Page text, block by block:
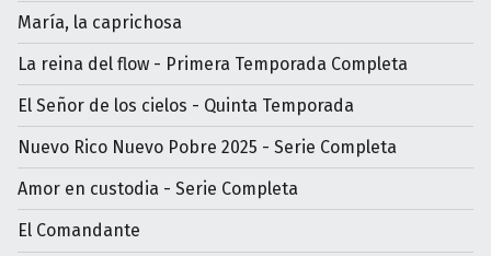
María, la caprichosa
La reina del flow - Primera Temporada Completa
El Señor de los cielos - Quinta Temporada
Nuevo Rico Nuevo Pobre 2025 - Serie Completa
Amor en custodia - Serie Completa
El Comandante